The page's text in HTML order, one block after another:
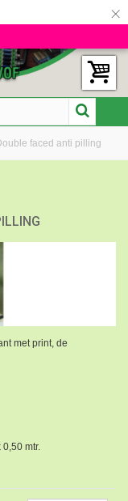
×
faced anti pilling
met print, de
mtr.